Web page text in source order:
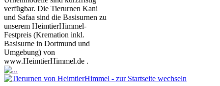
verfügbar. Die Tierurnen Kani
und Safaa sind die Basisurnen zu
unserem HeimtierHimmel-
Festpreis (Kremation inkl.
Basisurne in Dortmund und
Umgebung) von
www.HeimtierHimmel.de .